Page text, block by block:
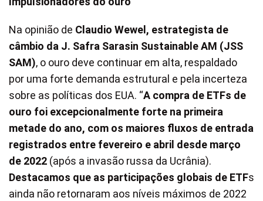
Na opinião de Claudio Wewel, estrategista de
câmbio da J. Safra Sarasin Sustainable AM (JSS
SAM), o ouro deve continuar em alta, respaldado
por uma forte demanda estrutural e pela incerteza
sobre as políticas dos EUA. “A compra de ETFs de
ouro foi excepcionalmente forte na primeira
metade do ano, com os maiores fluxos de entrada
registrados entre fevereiro e abril desde março
de 2022 (após a invasão russa da Ucrânia).
Destacamos que as participações globais de ETFs
ainda não retornaram aos níveis máximos de 2022